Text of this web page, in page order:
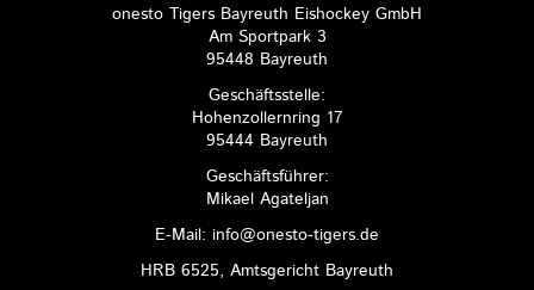
onesto Tigers Bayreuth Eishockey GmbH
Am Sportpark 3
95448 Bayreuth
Geschäftsstelle:
Hohenzollernring 17
95444 Bayreuth
Geschäftsführer:
Mikael Agateljan
E-Mail: info@onesto-tigers.de
HRB 6525, Amtsgericht Bayreuth